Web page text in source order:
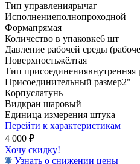
Тип управлениярычаг
Исполнениеполнопроходной
Формапрямая
Количество в упаковке6 шт
Давление рабочей среды
Поверхностьжёлтая
Тип присоединениявнутренняя
Присоединительный размер2"
Корпуслатунь
Видкран шаровый
Единица измерения штука
Перейти к характеристикам
4 000 ₽
Хочу скидку!
Узнать о снижении цены